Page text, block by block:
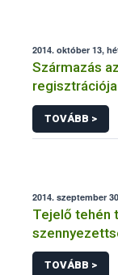
2014. október 13,
Származás
regisztrációja
TOVÁBB >
2014. szeptember
Tejelő tehén
TOVÁBB >